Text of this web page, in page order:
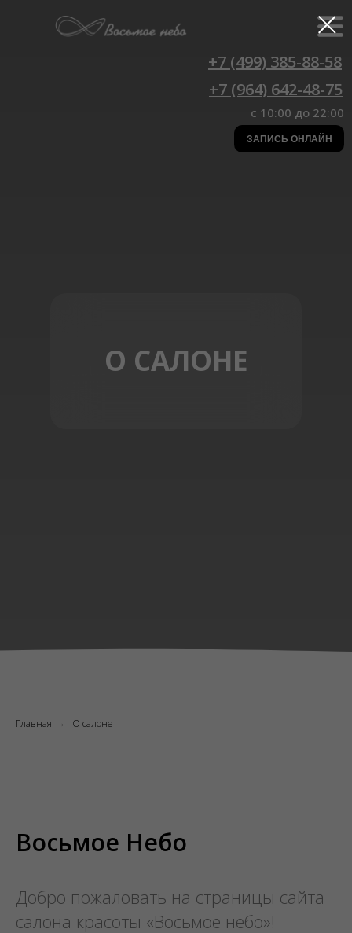
c 10:00 до 22:00
+7 (964) 642-48-75
+7 (499) 385-88-58
ЗАПИСЬ ОНЛАЙН
О САЛОНЕ
Главная → О салоне
Восьмое Небо
Добро пожаловать на страницы сайта
салона красоты «Восьмое небо»!